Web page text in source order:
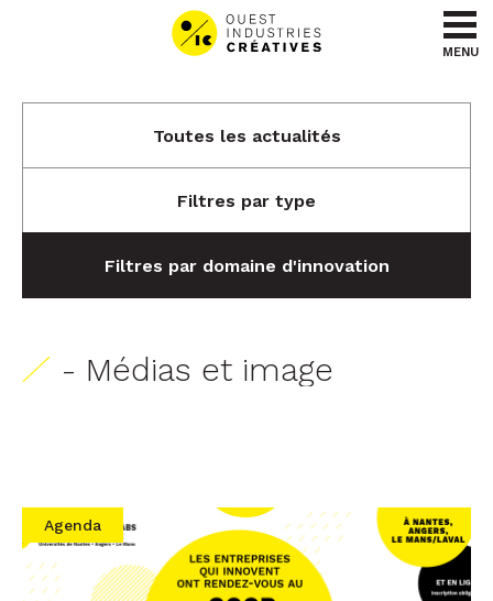
Aller au menu
Aller au contenu
MENU
Toutes les actualités
Filtres par type
Filtres par domaine d'innovation
- Médias et image
Agenda